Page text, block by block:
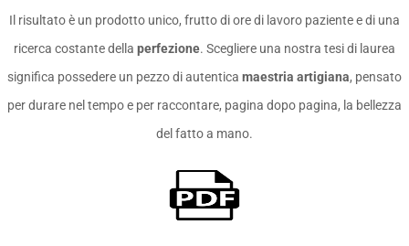
Il risultato è un prodotto unico, frutto di ore di lavoro paziente e di una
ricerca costante della perfezione. Scegliere una nostra tesi di laurea
significa possedere un pezzo di autentica maestria artigiana, pensato
per durare nel tempo e per raccontare, pagina dopo pagina, la bellezza
del fatto a mano.